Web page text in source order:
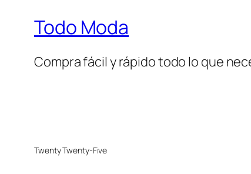
Todo Moda
Compra fácil y rápido todo lo que
Twenty Twenty-Five